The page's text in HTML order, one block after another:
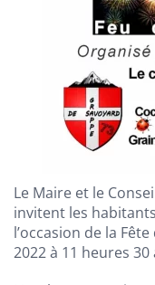
Le Maire et le
invitent les
l’occasion de la
2022 à 11 heures